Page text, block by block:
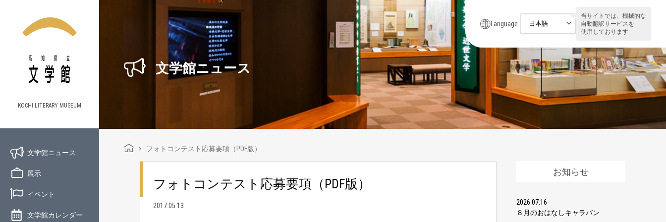
KOCHI LITERARY MUSEUM
文学館ニュース
展示
イベント
文学館カレンダー
Language
当サイトでは、機械的な
自動翻訳サービスを
使用しております
文学館ニュース
フォトコンテスト応募要項（PDF版）
フォトコンテスト応募要項（PDF版）
2017.05.13
お知らせ
2026.07.16
８月のおはなしキャラバン